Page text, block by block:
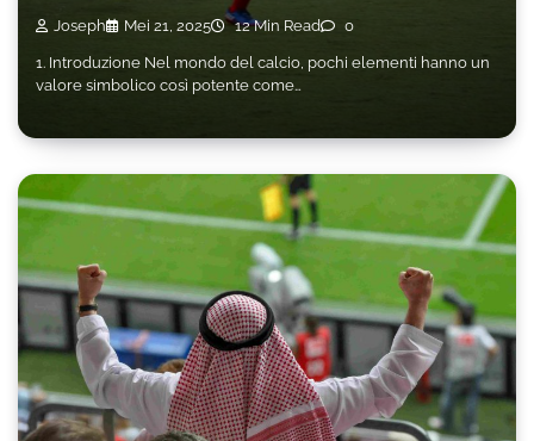
Joseph Mei 21, 2025 12 Min Read 0
1. Introduzione Nel mondo del calcio, pochi elementi hanno un
valore simbolico così potente come…